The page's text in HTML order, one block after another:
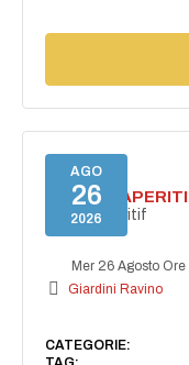
AGO
26
2026
SECRET
Secret aperitif
Mer 26 Agosto
Giardini Ravino
CATEGORIE: